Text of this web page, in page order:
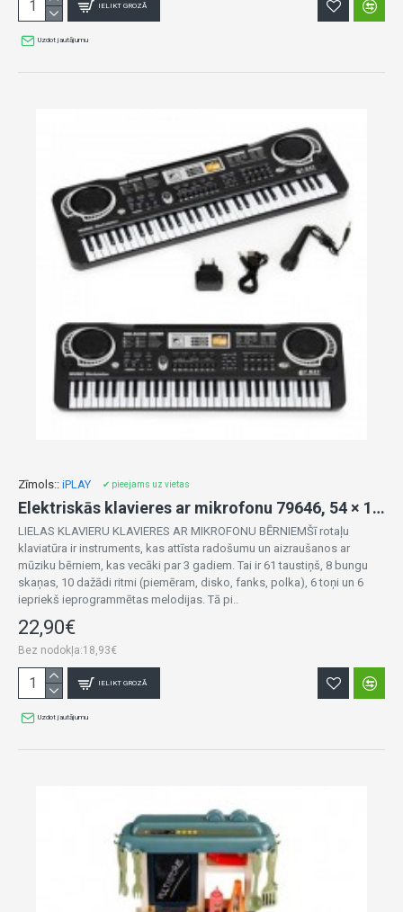
IELIKT GROZĀ
Uzdot jautājumu
Zīmols:: iPLAY ✔ pieejams uz vietas
Elektriskās klavieres ar mikrofonu 79646, 54 × 17,5 cm, 61 taustiņš
LIELAS KLAVIERU KLAVIERES AR MIKROFONU BĒRNIEMŠī rotaļu
klaviatūra ir instruments, kas attīsta radošumu un aizraušanos ar
mūziku bērniem, kas vecāki par 3 gadiem. Tai ir 61 taustiņš, 8 bungu
skaņas, 10 dažādi ritmi (piemēram, disko, fanks, polka), 6 toņi un 6
iepriekš ieprogrammētas melodijas. Tā pi..
22,90€
Bez nodokļa:18,93€
IELIKT GROZĀ
Uzdot jautājumu